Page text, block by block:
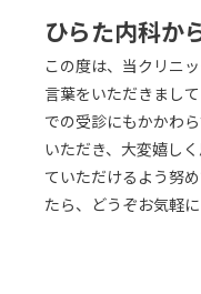
ひらた内科か
この度は、当クリニ
言葉をいただきまし
での受診にもかかわ
いただき、大変嬉し
ていただけるよう努
たら、どうぞお気軽